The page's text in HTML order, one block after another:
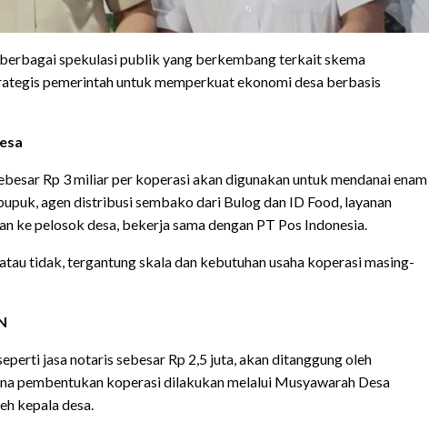
spekulasi publik yang berkembang terkait skema
pemerintah untuk memperkuat ekonomi desa berbasis
Rp 3 miliar per koperasi akan digunakan untuk mendanai enam
agen distribusi sembako dari Bulog dan ID Food, layanan
ke pelosok desa, bekerja sama dengan PT Pos Indonesia.
tidak, tergantung skala dan kebutuhan usaha koperasi masing-
jasa notaris sebesar Rp 2,5 juta, akan ditanggung oleh
pembentukan koperasi dilakukan melalui Musyawarah Desa
kepala desa.